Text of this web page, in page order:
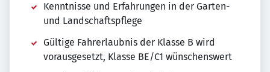
Kenntnisse und Erfahrungen in der Garten-
und Landschaftspflege
Gültige Fahrerlaubnis der Klasse B wird
vorausgesetzt, Klasse BE/C1 wünschenswert